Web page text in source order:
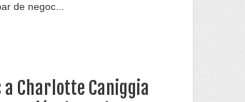
de negoc...
a Charlotte Caniggia